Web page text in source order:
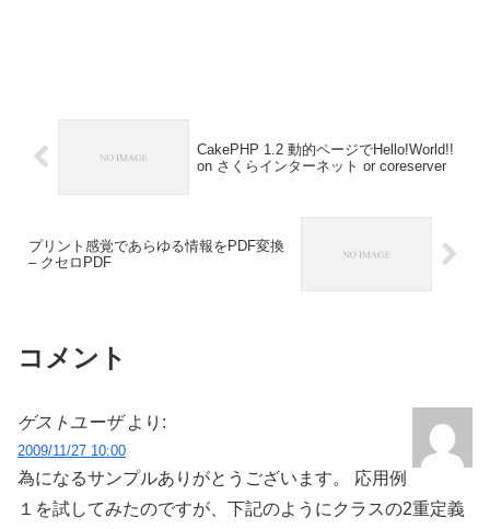
CakePHP 1.2 動的ページでHello!World!!
on さくらインターネット or coreserver
プリント感覚であらゆる情報をPDF変換
– クセロPDF
コメント
ゲストユーザ より:
2009/11/27 10:00
為になるサンプルありがとうございます。 応用例
１を試してみたのですが、下記のようにクラスの2重定義